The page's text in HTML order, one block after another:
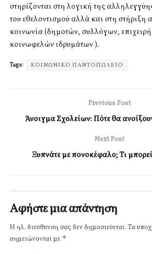
στηρίζονται στη λογική της
του εθελοντισμού αλλά και στη στήριξη
κοινωνία (δημοτών, συλλόγων,
κοινωφελών ιδρυμάτων ).
Tags: ΚΟΙΝΩΝΙΚΟ ΠΑΝΤΟΠΩΛΕΙΟ
Previous Post
Άνοιγμα Σχολείων: Πότε θα
Next Post
Ξυπνάτε με πονοκέφαλο; Τι
Αφήστε μια απάντηση
Η ηλ. διεύθυνση σας δεν δημοσιεύεται. Τα
σημειώνονται με *